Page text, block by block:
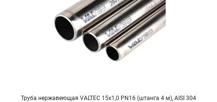
Труба нержавеющая VALTEC 15х1,0 PN16 (штанга 4 м), AISI 304